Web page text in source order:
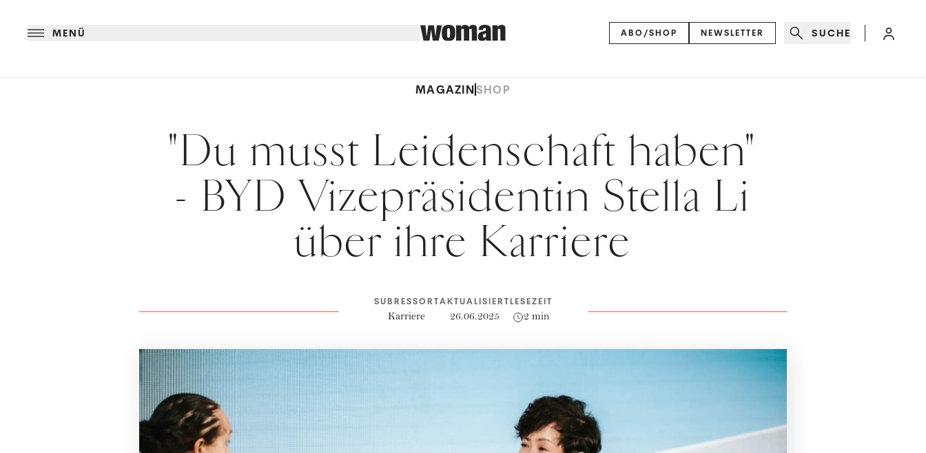
MENÜ ABO/SHOP NEWSLETTER SUCHE
MAGAZINSHOP
"Du musst Leidenschaft haben"
- BYD Vizepräsidentin Stella Li
über ihre Karriere
SUBRESSORT
Karriere
AKTUALISIERT
26.06.2025
LESEZEIT
2 min